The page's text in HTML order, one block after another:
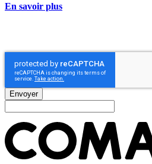
En savoir plus
Envoyer